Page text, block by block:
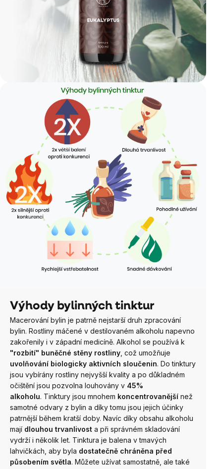
Výhody bylinných tinktur
Macerování bylin je patrně nejstarší druh zpracování
bylin. Rostliny máčené v destilovaném alkoholu napevno
zakořenily i v západní medicíně. Alkohol se používá k
"rozbití" buněčné stěny rostliny , což umožňuje
uvolňování biologicky aktivních sloučenin. Do tinktury
jsou vybírány rostliny nejvyšší kvality a po důkladném
očištění jsou pozvolna louhovány v 45%
alkoholu. Tinktury jsou mnohem koncentrovanější než
samotné odvary z bylin a díky tomu jsou jejich účinky
patrnější během kratší doby. Navíc díky obsahu alkoholu
mají dlouhou trvanlivost a při správném skladování
vydrží i několik let. Tinktura je balena v tmavých
lahvičkách, aby byla dostatečně chráněna před
působením světla. Můžete užívat samostatně, ale také